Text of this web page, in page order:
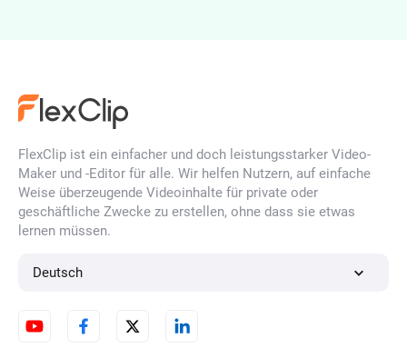
KI-Tinder-Profilfoto-Generator
FlexClip ist ein einfacher und doch leistungsstarker Video-
Maker und -Editor für alle. Wir helfen Nutzern, auf einfache
Weise überzeugende Videoinhalte für private oder
geschäftliche Zwecke zu erstellen, ohne dass sie etwas
lernen müssen.
Deutsch